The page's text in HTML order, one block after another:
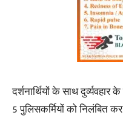
दर्शनार्थियों के साथ
5 पुलिसकर्मियों को निलंबित कर